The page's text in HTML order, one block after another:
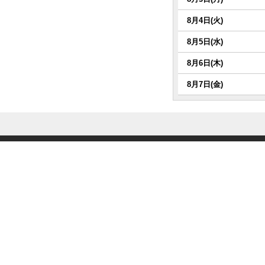
8月4日(火)
8月5日(水)
8月6日(木)
8月7日(金)